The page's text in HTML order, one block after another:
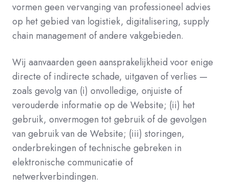
vormen geen vervanging van professioneel advies
op het gebied van logistiek, digitalisering, supply
chain management of andere vakgebieden.
Wij aanvaarden geen aansprakelijkheid voor enige
directe of indirecte schade, uitgaven of verlies —
zoals gevolg van (i) onvolledige, onjuiste of
verouderde informatie op de Website; (ii) het
gebruik, onvermogen tot gebruik of de gevolgen
van gebruik van de Website; (iii) storingen,
onderbrekingen of technische gebreken in
elektronische communicatie of
netwerkverbindingen.